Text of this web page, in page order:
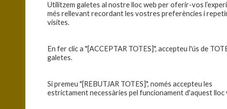
Utilitzem galetes al nostre lloc web per oferir-vos
més rellevant recordant les vostres preferències i
visites.
En fer clic a "[ACCEPTAR TOTES]", accepteu l'ús de
galetes.
Si premeu "[REBUTJAR TOTES]", només accepteu les
estrictament necessàries pel funcionament d'aquest lloc